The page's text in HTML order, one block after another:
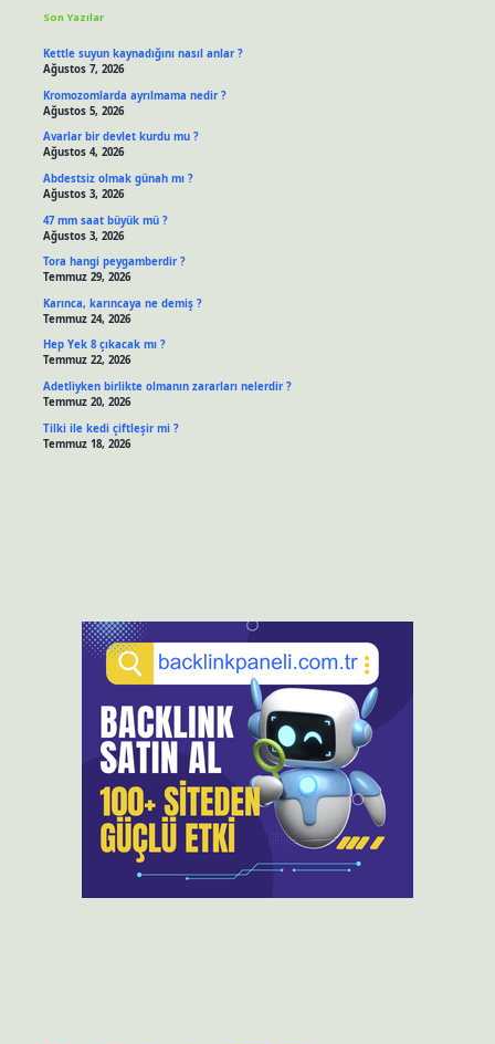
Son Yazılar
Kettle suyun kaynadığını nasıl anlar ?
Ağustos 7, 2026
Kromozomlarda ayrılmama nedir ?
Ağustos 5, 2026
Avarlar bir devlet kurdu mu ?
Ağustos 4, 2026
Abdestsiz olmak günah mı ?
Ağustos 3, 2026
47 mm saat büyük mü ?
Ağustos 3, 2026
Tora hangi peygamberdir ?
Temmuz 29, 2026
Karınca, karıncaya ne demiş ?
Temmuz 24, 2026
Hep Yek 8 çıkacak mı ?
Temmuz 22, 2026
Adetliyken birlikte olmanın zararları nelerdir ?
Temmuz 20, 2026
Tilki ile kedi çiftleşir mi ?
Temmuz 18, 2026